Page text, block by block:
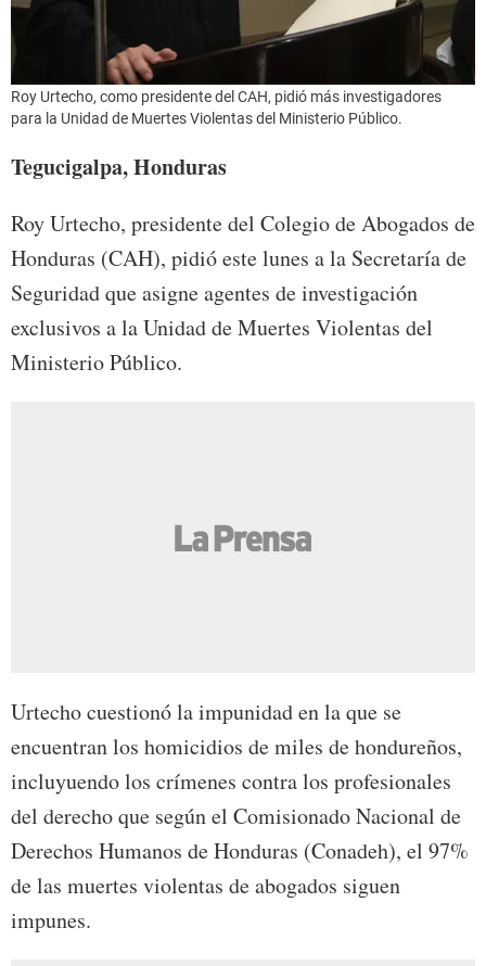
Roy Urtecho, como presidente del CAH, pidió más investigadores
para la Unidad de Muertes Violentas del Ministerio Público.
Tegucigalpa, Honduras
Roy Urtecho, presidente del Colegio de Abogados de
Honduras (CAH), pidió este lunes a la Secretaría de
Seguridad que asigne agentes de investigación
exclusivos a la Unidad de Muertes Violentas del
Ministerio Público.
Urtecho cuestionó la impunidad en la que se
encuentran los homicidios de miles de hondureños,
incluyuendo los crímenes contra los profesionales
del derecho que según el Comisionado Nacional de
Derechos Humanos de Honduras (Conadeh), el 97%
de las muertes violentas de abogados siguen
impunes.